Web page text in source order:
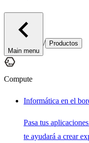
Main menu
/ Productos
Compute
Informática en el
Pasa tus
te ayudará a crear